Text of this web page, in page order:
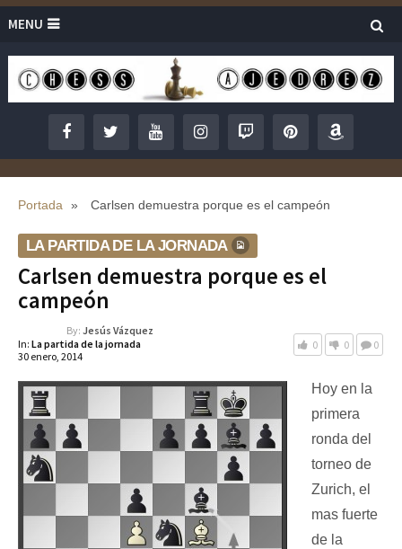
MENU
Portada » Carlsen demuestra porque es el campeón
LA PARTIDA DE LA JORNADA
Carlsen demuestra porque es el
campeón
By: Jesús Vázquez
In: La partida de la jornada
30 enero, 2014
0 0 0
Hoy en la
primera
ronda del
torneo de
Zurich, el
mas fuerte
de la